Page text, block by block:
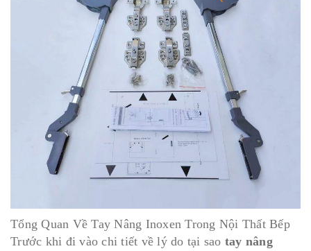
Tổng Quan Về Tay Nâng Inoxen Trong Nội Thất Bếp
Trước khi đi vào chi tiết về lý do tại sao tay nâng